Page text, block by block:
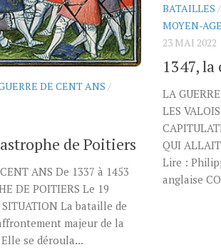
DE CENT ANS /
de Poitiers
ANS De 1337 à 1453
DE POITIERS Le 19
La bataille de
majeur de la
se déroula...
BATAILLES /
MOYEN-AGE
23 MAI 2022
1347,
LA
LES
QUI
Lire :
anglaise